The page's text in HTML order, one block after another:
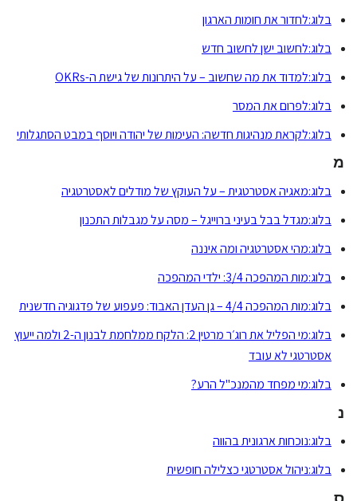
בלוג:לחדור את חומות הארגון
בלוג:לחשוב ישן לחשוב חדש
בלוג:למדוד את מה שחשוב – על היתרונות של גישת ה-OKRs
בלוג:לפרום את המסר
בלוג:לקראת מנהיגות חדשה: העימות של יהודה ויוסף במבט הסתגלותי
מ
בלוג:מאגיה אסטרטגית – על העוקץ של מודלים לאסטרטגיה
בלוג:מגדל בבל בעיני ברוייגל – מסה על מגבלות התכנון
בלוג:מהי אסטרטגיה ומה איננה
בלוג:מות המהפכה 3/4: ילדי המהפכה
בלוג:מות המהפכה 4/4 – גן העדן האבוד: פעפוע של פדגוגיה חדשנית
בלוג:מי הפליל את רוג׳ר מרטין 2: הלקח ממלחמת לבנון ה-2 ולמה ייעוץ
אסטרטגי לא עובד
בלוג:מי מפחד מהמנכ"ל הרע?
נ
בלוג:נוכחות ארגונית בהווה
בלוג:ניהול אסטרטגי כצלילה חופשית